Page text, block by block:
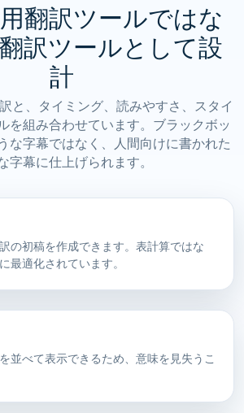
翻訳ツールではな
訳ツールとして設
計
と、タイミング、読みやすさ、スタイ
を組み合わせています。ブラックボッ
な字幕ではなく、人間向けに書かれた
字幕に仕上げられます。
の初稿を作成できます。表計算ではな
最適化されています。
並べて表示できるため、意味を見失うこ